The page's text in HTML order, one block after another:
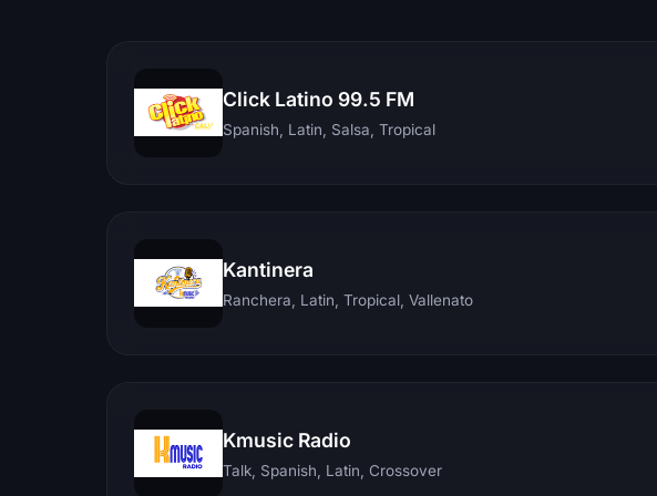
Click Latino 99.5 FM
Spanish, Latin, Salsa, Tropical
Kantinera
Ranchera, Latin, Tropical, Vallenato
Kmusic Radio
Talk, Spanish, Latin, Crossover